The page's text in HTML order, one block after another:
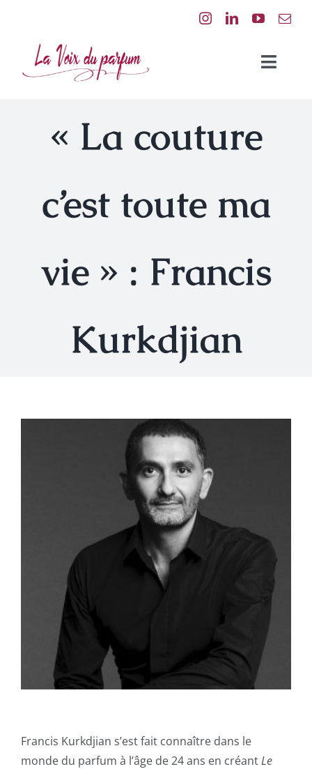
contenu
A propos
Le Mag | Podcast
Contact
« La couture
c’est toute ma
vie » : Francis
Kurkdjian
Francis Kurkdjian s’est fait connaître dans le
monde du parfum à l’âge de 24 ans en créantLe